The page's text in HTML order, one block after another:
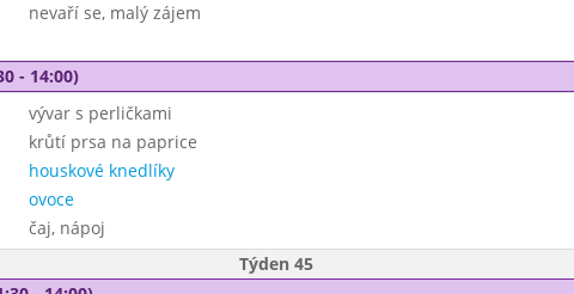
nevaří se, malý zájem
- 14:00)
vývar s perličkami
krůtí prsa na paprice
houskové knedlíky
ovoce
čaj, nápoj
Týden 45